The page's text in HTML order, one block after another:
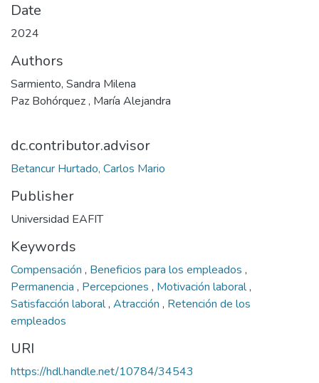
Date
2024
Authors
Sarmiento, Sandra Milena
Paz Bohórquez , María Alejandra
dc.contributor.advisor
Betancur Hurtado, Carlos Mario
Publisher
Universidad EAFIT
Keywords
Compensación , Beneficios para los empleados ,
Permanencia , Percepciones , Motivación laboral,
Satisfacción laboral, Atracción , Retención de los
empleados
URI
https://hdl.handle.net/10784/34543